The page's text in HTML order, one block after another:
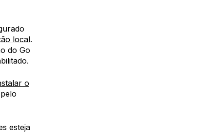
local.
do Go
o
esteja